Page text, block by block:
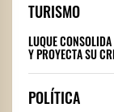
TURISMO
LUQUE
Y PROYECTA SU
POLÍTICA